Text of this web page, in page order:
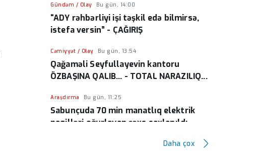
Gündəm / Olay Bu gün, 14:00
“ADY rəhbərliyi işi təşkil edə bilmirsə,
istefa versin” - ÇAĞIRIŞ
Cəmiyyət / Olay Bu gün, 13:54
Qağaməli Seyfullayevin kantoru
ÖZBAŞINA QALIB... - TOTAL NARAZILIQ...
Araşdırma Bu gün, 11:25
Sabunçuda 70 min manatlıq elektrik
naqilləri oğurlayan şəxs saxlanıldı
Daha çox